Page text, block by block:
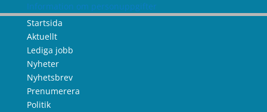
Information om personuppgifter
Startsida
Aktuellt
Lediga jobb
Nyheter
Nyhetsbrev
Prenumerera
Politik